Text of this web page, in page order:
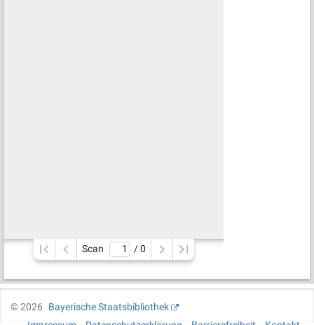
Scan / 0
©2026
Bayerische Staatsbibliothek